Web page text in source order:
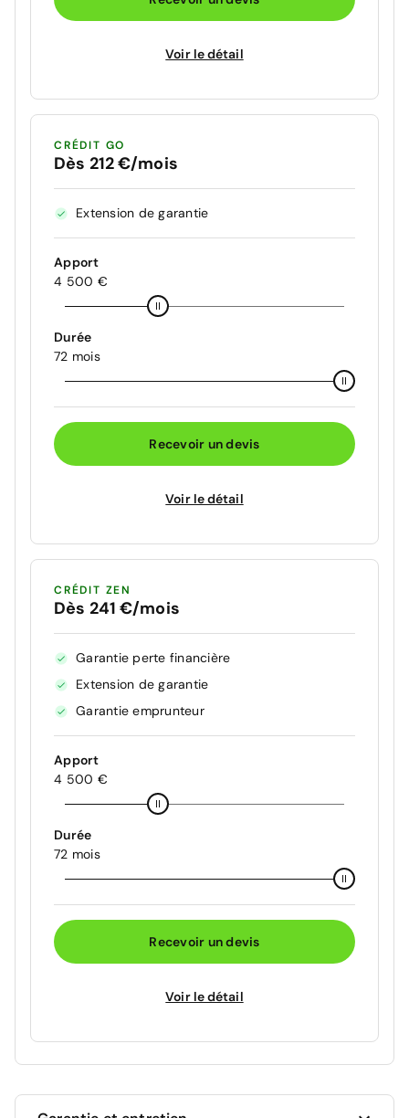
Voir le détail
CRÉDIT GO
Dès 212 €/mois
Extension de garantie
Apport
4 500 €
Durée
72 mois
Recevoir un devis
Voir le détail
CRÉDIT ZEN
Dès 241 €/mois
Garantie perte financière
Extension de garantie
Garantie emprunteur
Apport
4 500 €
Durée
72 mois
Recevoir un devis
Voir le détail